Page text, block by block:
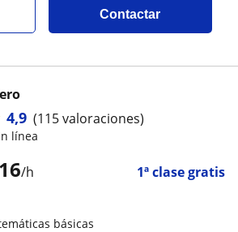
Contactar
16/h 1ª clase gratis
4,9 (115 valoraciones)
línea
básicas